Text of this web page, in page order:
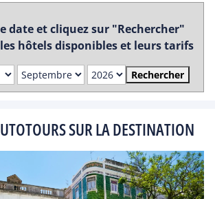
date et cliquez sur "Rechercher"
hôtels disponibles et leurs tarifs
Rechercher
SUR LA DESTINATION